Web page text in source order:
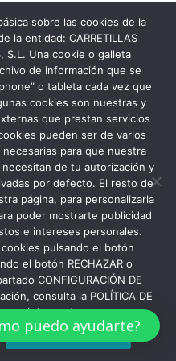
puedo ayudarte?
sobre las cookies de la
la entidad: CARRETILLAS
S.L. Una cookie o galleta
de información que se
o tableta cada vez que
cookies son nuestras y
que prestan servicios
pueden ser de varios
para que nuestra
de tu autorización y
por defecto. El resto de
página, para personalizarla
poder mostrarte publicidad
e intereses personales.
pulsando el botón
el botón RECHAZAR o
CONFIGURACIÓN DE
consulta la POLÍTICA DE
página web.
Política de privacidad